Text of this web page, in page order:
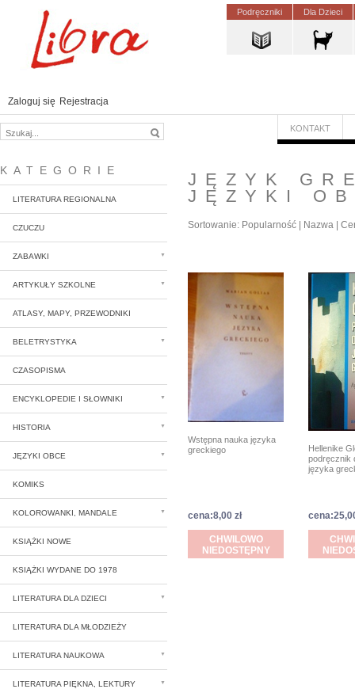
Podręczniki Dla Dzieci
Zaloguj się Rejestracja
KONTAKT
KATEGORIE
LITERATURA REGIONALNA
CZUCZU
ZABAWKI
ARTYKUŁY SZKOLNE
ATLASY, MAPY, PRZEWODNIKI
BELETRYSTYKA
CZASOPISMA
ENCYKLOPEDIE I SŁOWNIKI
HISTORIA
JĘZYKI OBCE
KOMIKS
KOLOROWANKI, MANDALE
KSIĄŻKI NOWE
KSIĄŻKI WYDANE DO 1978
LITERATURA DLA DZIECI
LITERATURA DLA MŁODZIEŻY
LITERATURA NAUKOWA
LITERATURA PIĘKNA, LEKTURY
JĘZYK
JĘZYKI
Sortowanie: Popularność Nazwa
Wstępna nauka języka
greckiego
cena:8,00 zł
CHWILOWO
NIEDOSTĘPNY
Hellenike
podręcznik
języka